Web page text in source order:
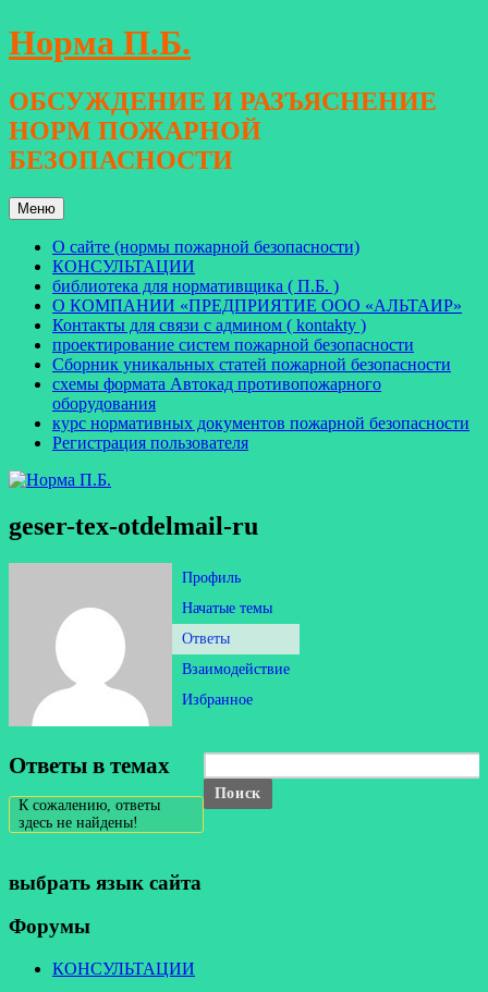
Перейти
к
Норма П.Б.
ОБСУЖДЕНИЕ И РАЗЪЯСНЕНИЕ
НОРМ ПОЖАРНОЙ
БЕЗОПАСНОСТИ
Меню
О сайте (нормы пожарной безопасности)
КОНСУЛЬТАЦИИ
библиотека для нормативщика ( П.Б. )
О КОМПАНИИ «ПРЕДПРИЯТИЕ ООО «АЛЬТАИР»
Контакты для связи с админом ( kontakty )
проектирование систем пожарной безопасности
Сборник уникальных статей пожарной безопасности
схемы формата Автокад противопожарного
оборудования
курс нормативных документов пожарной безопасности
Регистрация пользователя
geser-tex-otdelmail-ru
Профиль
Начатые темы
Ответы
Взаимодействие
Избранное
Ответы в темах
К сожалению, ответы
здесь не найдены!
выбрать язык сайта
Форумы
КОНСУЛЬТАЦИИ